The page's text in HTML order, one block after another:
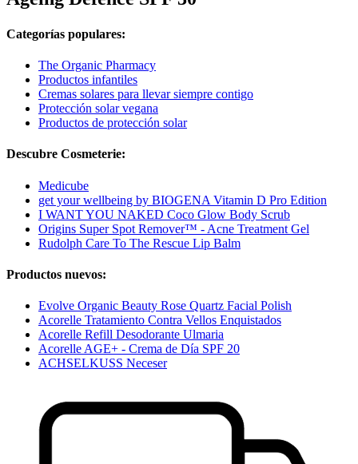
Categorías populares:
The Organic Pharmacy
Productos infantiles
Cremas solares para llevar siempre contigo
Protección solar vegana
Productos de protección solar
Descubre Cosmeterie:
Medicube
get your wellbeing by BIOGENA Vitamin D Pro Edition
I WANT YOU NAKED Coco Glow Body Scrub
Origins Super Spot Remover™ - Acne Treatment Gel
Rudolph Care To The Rescue Lip Balm
Productos nuevos:
Evolve Organic Beauty Rose Quartz Facial Polish
Acorelle Tratamiento Contra Vellos Enquistados
Acorelle Refill Desodorante Ulmaria
Acorelle AGE+ - Crema de Día SPF 20
ACHSELKUSS Neceser